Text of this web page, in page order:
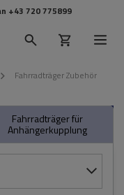
+43 720 775899
Fahrradträger Zubehör
Fahrradträger für
Anhängerkupplung